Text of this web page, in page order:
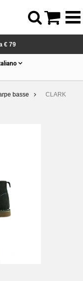
€ 79
basse
CLARK
 